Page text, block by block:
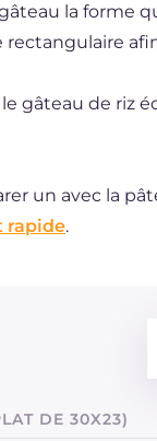
la forme
gâteau de riz
un avec la
rapide.
DE 30X23)